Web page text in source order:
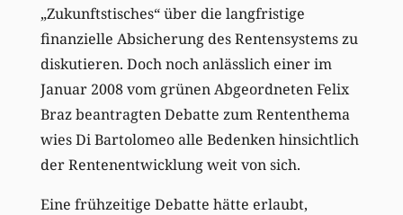
„Zukunftstisches“ über die langfristige
finanzielle Absicherung des Rentensystems zu
diskutieren. Doch noch anlässlich einer im
Januar 2008 vom grünen Abgeordneten Felix
Braz beantragten Debatte zum Rententhema
wies Di Bartolomeo alle Bedenken hinsichtlich
der Rentenentwicklung weit von sich.
Eine frühzeitige Debatte hätte erlaubt,